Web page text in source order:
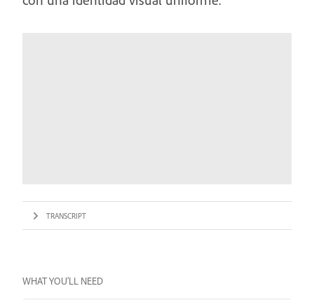
TRANSCRIPT
WHAT YOU’LL NEED